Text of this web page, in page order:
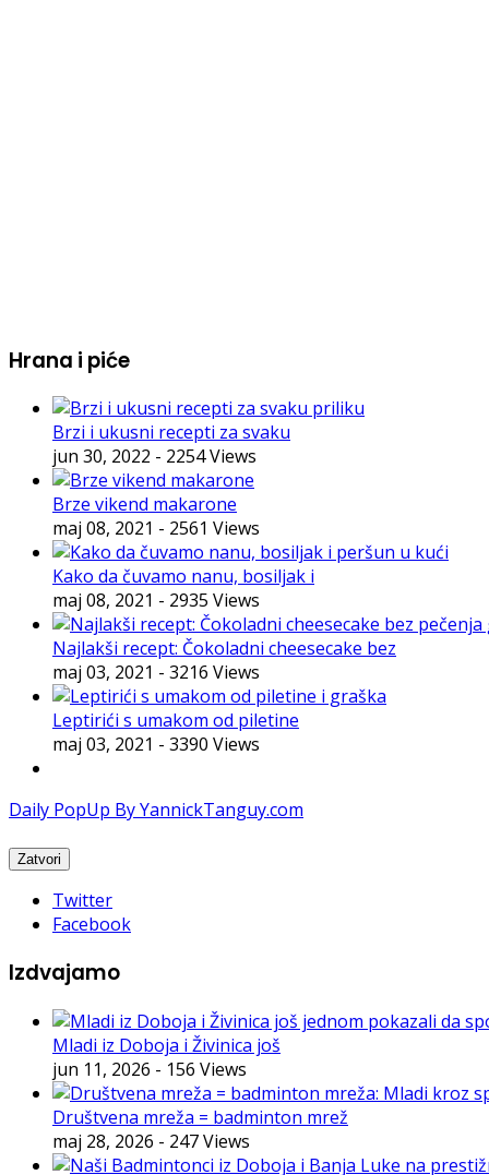
Hrana i piće
Brzi i ukusni recepti za svaku
jun 30, 2022 - 2254 Views
Brze vikend makarone
maj 08, 2021 - 2561 Views
Kako da čuvamo nanu, bosiljak i
maj 08, 2021 - 2935 Views
Najlakši recept: Čokoladni cheesecake bez
maj 03, 2021 - 3216 Views
Leptirići s umakom od piletine
maj 03, 2021 - 3390 Views
Daily PopUp By YannickTanguy.com
Twitter
Facebook
Izdvajamo
Mladi iz Doboja i Živinica još
jun 11, 2026 - 156 Views
Društvena mreža = badminton mrež
maj 28, 2026 - 247 Views